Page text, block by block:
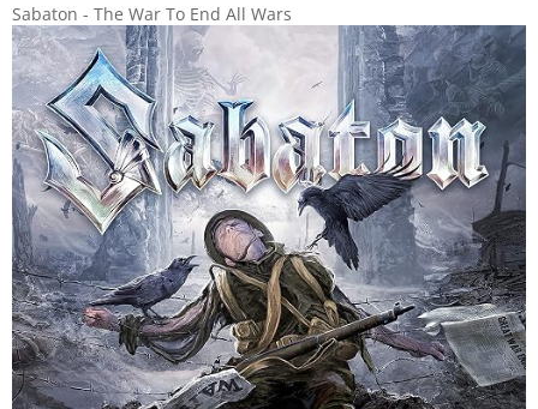
Sabaton - The War To End All Wars